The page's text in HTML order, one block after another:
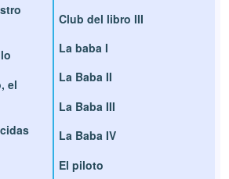
el
Club del libro III
La baba I
La Baba II
La Baba III
La Baba IV
El piloto